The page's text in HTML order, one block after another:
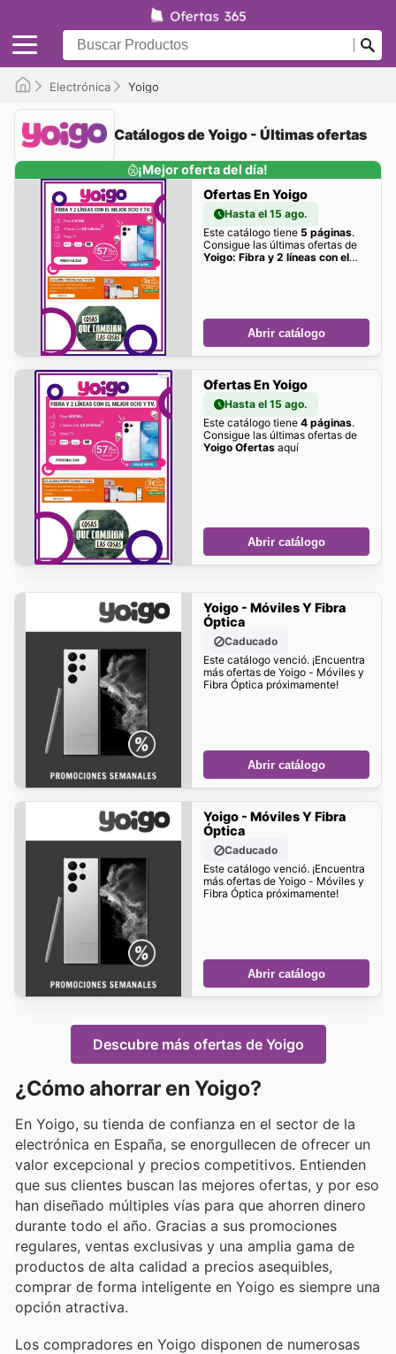
Electrónica Yoigo
Catálogos de Yoigo - Últimas ofertas
¡Mejor oferta del día!
Ofertas En Yoigo
Hasta el 15 ago.
Este catálogo tiene 5 páginas.
Consigue las últimas ofertas de
Yoigo: Fibra y 2 líneas con el
Abrir catálogo
Ofertas En Yoigo
Hasta el 15 ago.
Este catálogo tiene 4 páginas.
Consigue las últimas ofertas de
Yoigo Ofertasaquí
Abrir catálogo
Yoigo - Móviles Y Fibra
Óptica
Caducado
Este catálogo venció. ¡Encuentra
más ofertas de Yoigo - Móviles y
Fibra Óptica próximamente!
Abrir catálogo
Yoigo - Móviles Y Fibra
Óptica
Caducado
Este catálogo venció. ¡Encuentra
más ofertas de Yoigo - Móviles y
Fibra Óptica próximamente!
Abrir catálogo
Descubre más ofertas de Yoigo
¿Cómo ahorrar en Yoigo?
En Yoigo, su tienda de confianza en el sector de la
electrónica en España, se enorgullecen de ofrecer un
valor excepcional y precios competitivos. Entienden
que sus clientes buscan las mejores ofertas, y por eso
han diseñado múltiples vías para que ahorren dinero
durante todo el año. Gracias a sus promociones
regulares, ventas exclusivas y una amplia gama de
productos de alta calidad a precios asequibles,
comprar de forma inteligente en Yoigo es siempre una
opción atractiva.
Los compradores en Yoigo disponen de numerosas